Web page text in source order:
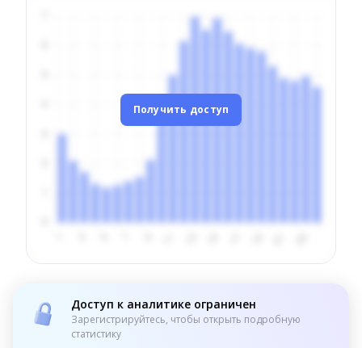
Получить доступ
Доступ к аналитике ограничен
Зарегистрируйтесь, чтобы открыть подробную
статистику